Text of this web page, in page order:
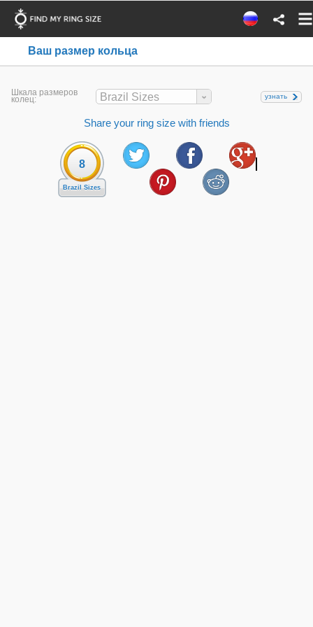
Ваш размер кольца
Шкала размеров
колец: Brazil Sizes узнать
Share your ring size with friends
8
Brazil Sizes